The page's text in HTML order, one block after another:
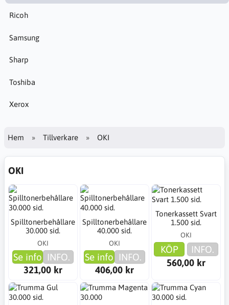
Ricoh
Samsung
Sharp
Toshiba
Xerox
Hem Tillverkare OKI
OKI
Spilltonerbehållare
30.000 sid.
OKI
Se info INFO.
321,00 kr
Spilltonerbehållare
40.000 sid.
OKI
Se info INFO.
406,00 kr
Tonerkassett Svart
1.500 sid.
OKI
KÖP
INFO.
560,00 kr